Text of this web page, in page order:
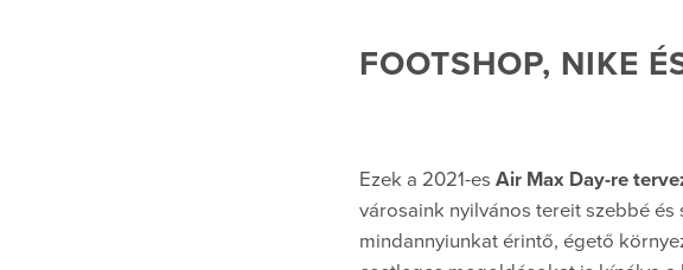
FOOTSHOP, NIKE
Ezek a 2021-es Air Max Day-re
városaink nyilvános tereit szebbé
mindannyiunkat érintő, égető